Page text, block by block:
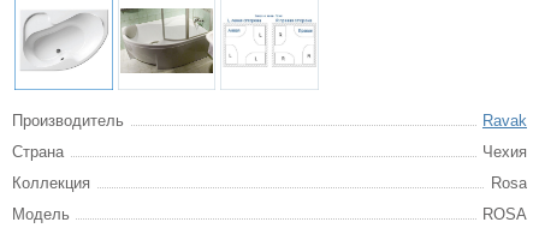
Производитель
Ravak
Страна
Чехия
Коллекция
Rosa
Модель
ROSA